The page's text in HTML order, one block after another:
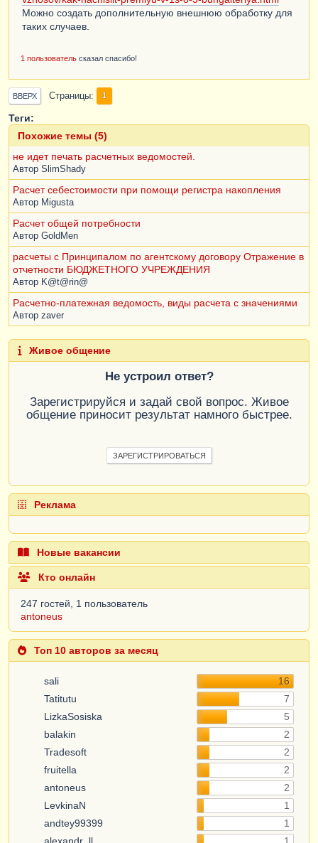
Можно создать дополнительную внешнюю обработку для
таких случаев.
1 пользователь сказал спасибо!
ВВЕРХ Страницы 1
Теги:
Похожие темы (5)
не идет печать расчетных ведомостей.
Автор SlimShady
Расчет себестоимости при помощи регистра накопления
Автор Migusta
Расчет общей потребности
Автор GoldMen
расчеты с Принципалом по агентскому договору Отражение в
отчетности БЮДЖЕТНОГО УЧРЕЖДЕНИЯ
Автор K@t@rin@
Расчетно-платежная ведомость, виды расчета с значениями
Автор zaver
Живое общение
Не устроил ответ?
Зарегистрируйся и задай свой вопрос. Живое
общение приносит результат намного быстрее.
ЗАРЕГИСТРИРОВАТЬСЯ
Реклама
Новые вакансии
Кто онлайн
247 гостей, 1 пользователь
antoneus
Топ 10 авторов за месяц
sali
16
Tatitutu
7
LizkaSosiska
5
balakin
2
Tradesoft
2
fruitella
2
antoneus
2
LevkinaN
1
andtey99399
1